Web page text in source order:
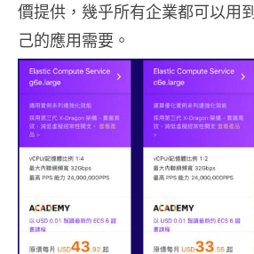
價提供，幾乎所有企業都可以用
己的應用需要。